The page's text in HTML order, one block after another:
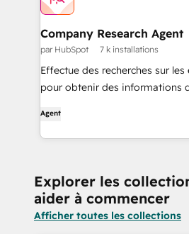
Company Research Agent
par HubSpot 7 k installations
Effectue des recherches sur les
pour obtenir des informations
Agent
Explorer les
aider à commencer
Afficher toutes les collections